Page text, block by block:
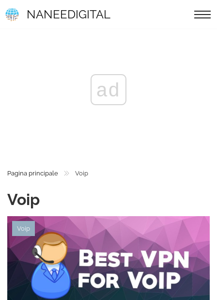
NANEEDIGITAL
ad
Pagina principale Voip
Voip
Voip